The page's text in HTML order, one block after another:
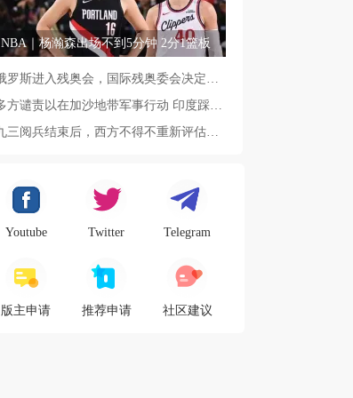
NBA｜杨瀚森出场不到5分钟 2分1篮板
Youtube Twitter Telegram
版主申请 推荐申请 社区建议